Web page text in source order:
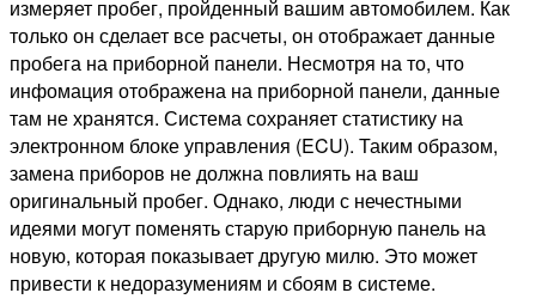
измеряет пробег, пройденный вашим автомобилем. Как
только он сделает все расчеты, он отображает данные
пробега на приборной панели. Несмотря на то, что
инфомация отображена на приборной панели, данные
там не хранятся. Система сохраняет статистику на
электронном блоке управления (ECU). Таким образом,
замена приборов не должна повлиять на ваш
оригинальный пробег. Однако, люди с нечестными
идеями могут поменять старую приборную панель на
новую, которая показывает другую милю. Это может
привести к недоразумениям и сбоям в системе.